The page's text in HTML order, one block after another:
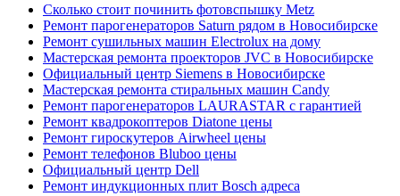
Сколько стоит починить фотовспышку Metz
Ремонт парогенераторов Saturn рядом в Новосибирске
Ремонт сушильных машин Electrolux на дому
Мастерская ремонта проекторов JVC в Новосибирске
Официальный центр Siemens в Новосибирске
Мастерская ремонта стиральных машин Candy
Ремонт парогенераторов LAURASTAR с гарантией
Ремонт квадрокоптеров Diatone цены
Ремонт гироскутеров Airwheel цены
Ремонт телефонов Bluboo цены
Официальный центр Dell
Ремонт индукционных плит Bosch адреса